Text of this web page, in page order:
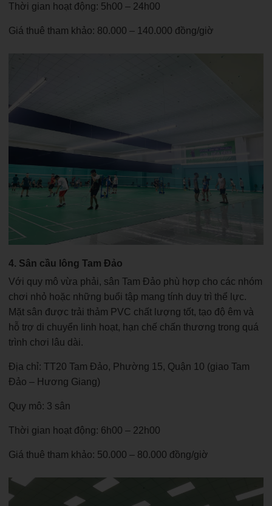
Thời gian hoạt động: 5h00 – 24h00
Giá thuê tham khảo: 80.000 – 140.000 đồng/giờ
4. Sân cầu lông Tam Đảo
Với quy mô vừa phải, sân Tam Đảo phù hợp cho các nhóm
chơi nhỏ hoặc những buổi tập mang tính duy trì thể lực.
Mặt sân được trải thảm PVC chất lượng tốt, tạo độ êm và
hỗ trợ di chuyển linh hoạt, hạn chế chấn thương trong quá
trình chơi lâu dài.
Địa chỉ: TT20 Tam Đảo, Phường 15, Quận 10 (giao Tam
Đảo – Hương Giang)
Quy mô: 3 sân
Thời gian hoạt động: 6h00 – 22h00
Giá thuê tham khảo: 50.000 – 80.000 đồng/giờ